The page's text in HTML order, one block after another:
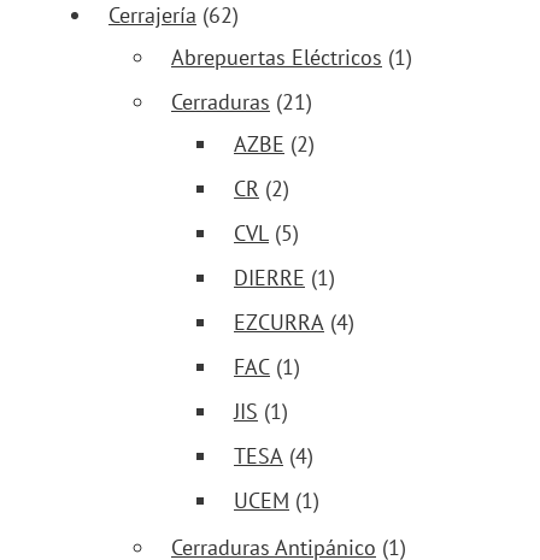
Cerrajería (62)
Abrepuertas Eléctricos (1)
Cerraduras (21)
AZBE (2)
CR (2)
CVL (5)
DIERRE (1)
EZCURRA (4)
FAC (1)
JIS (1)
TESA (4)
UCEM (1)
Cerraduras Antipánico (1)